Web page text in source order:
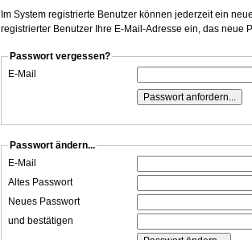
Im System registrierte Benutzer können jederzeit ein
registrierter Benutzer Ihre E-Mail-Adresse ein, das neue
Passwort vergessen?
E-Mail
Passwort ändern...
E-Mail
Altes Passwort
Neues Passwort
und bestätigen